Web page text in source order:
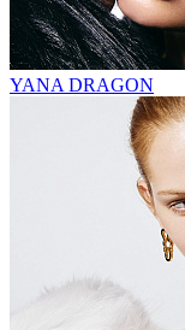
YANA DRAGON